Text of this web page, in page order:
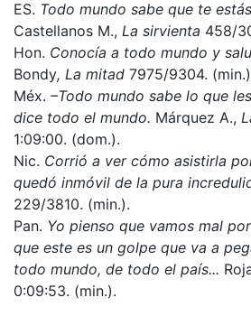
ES. Todo mundo sabe que te
Castellanos M., La sirvienta 458/
Hon. Conocía a todo mundo y
Bondy, La mitad 7975/9304.
Méx. –Todo mundo sabe lo que
dice todo el mundo. Márquez A.,
1:09:00. (dom.).
Nic. Corrió a ver cómo asistirla
quedó inmóvil de la pura
229/3810. (min.).
Pan. Yo pienso que vamos mal
que este es un golpe que va a
todo mundo, de todo el país...
0:09:53. (min.).